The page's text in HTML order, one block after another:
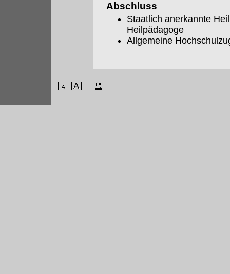
Abschluss
Staatlich anerkannte
Heilpädagoge
Allgemeine